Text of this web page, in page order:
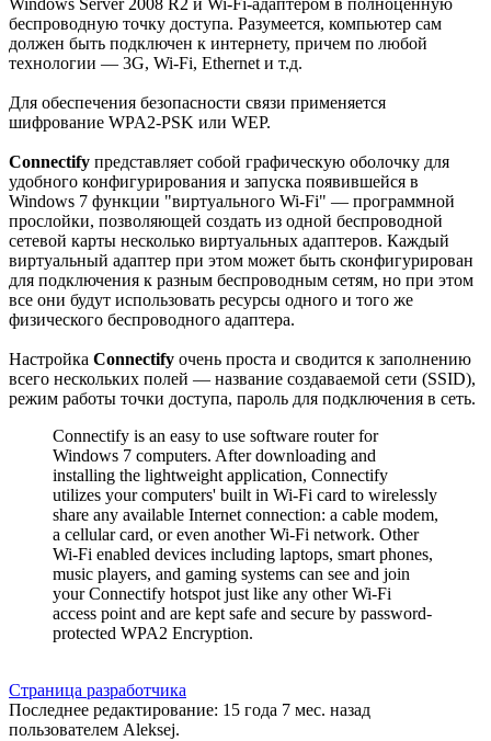
Windows Server 2008 R2 и Wi-Fi-адаптером в полноценную
беспроводную точку доступа. Разумеется, компьютер сам
должен быть подключен к интернету, причем по любой
технологии — 3G, Wi-Fi, Ethernet и т.д.
Для обеспечения безопасности связи применяется
шифрование WPA2-PSK или WEP.
Connectify представляет собой графическую оболочку для
удобного конфигурирования и запуска появившейся в
Windows 7 функции "виртуального Wi-Fi" — программной
прослойки, позволяющей создать из одной беспроводной
сетевой карты несколько виртуальных адаптеров. Каждый
виртуальный адаптер при этом может быть сконфигурирован
для подключения к разным беспроводным сетям, но при этом
все они будут использовать ресурсы одного и того же
физического беспроводного адаптера.
Настройка Connectify очень проста и сводится к заполнению
всего нескольких полей — название создаваемой сети (SSID),
режим работы точки доступа, пароль для подключения в сеть.
Connectify is an easy to use software router for
Windows 7 computers. After downloading and
installing the lightweight application, Connectify
utilizes your computers' built in Wi-Fi card to wirelessly
share any available Internet connection: a cable modem,
a cellular card, or even another Wi-Fi network. Other
Wi-Fi enabled devices including laptops, smart phones,
music players, and gaming systems can see and join
your Connectify hotspot just like any other Wi-Fi
access point and are kept safe and secure by password-
protected WPA2 Encryption.
Страница разработчика
Последнее редактирование: 15 года 7 мес. назад
пользователем Aleksej.